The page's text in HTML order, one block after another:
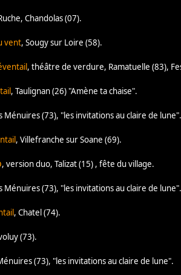
Chandolas (07).
vent, Sougy sur Loire (58).
, théâtre de verdure, Ramatuelle (83),
, Taulignan (26) "Amène ta chaise".
Ménuires (73), "les invitations au claire de lune".
, Villefranche sur Soane (69).
, version duo, Talizat (15) , fête du village.
Ménuires (73), "les invitations au claire de lune".
, Chatel (74).
(73).
(73), "les invitations au claire de lune".